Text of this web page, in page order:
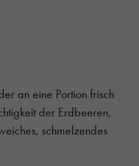
an eine Portion frisch
der Erdbeeren,
schmelzendes